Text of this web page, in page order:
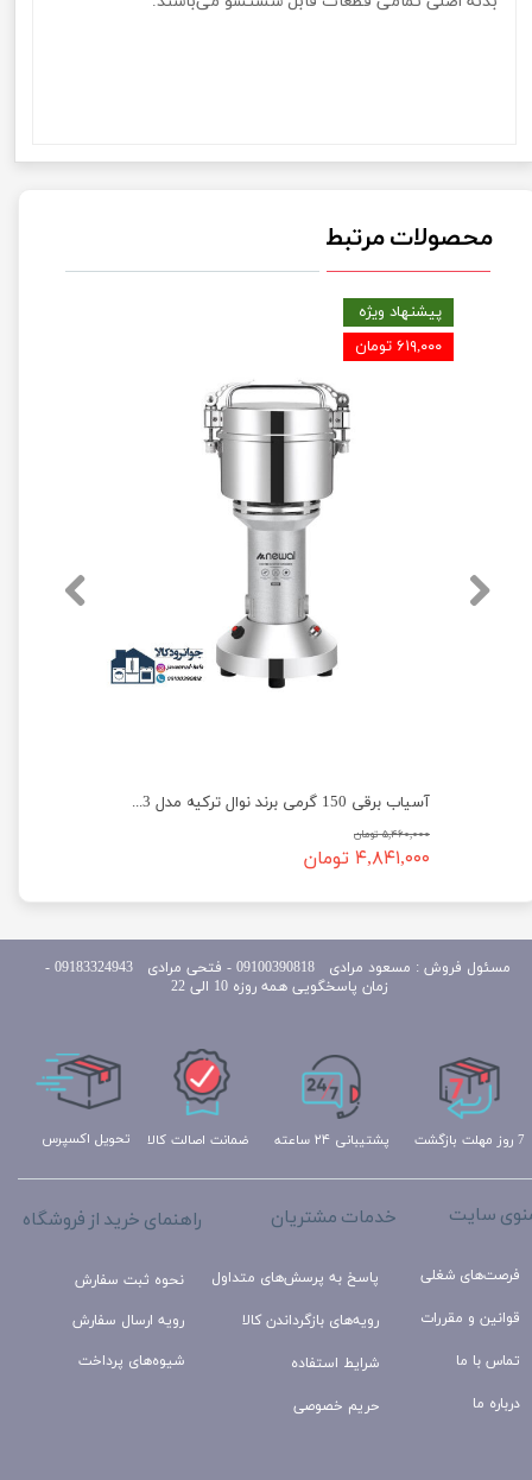
محصولات مرتبط
آسیاب برقی 150 گرمی برند نوال ترکیه مدل Newal COF-3823
۵,۴۶۰,۰۰۰ تومان
۴,۸۴۱,۰۰۰ تومان
پیشنهاد ویژه
۶۱۹,۰۰۰ تومان
تحویل اکسپرس پشتیبانی ۲۴ ساعته 7 روز مهلت بازگشت ضمانت اصالت کالا
راهنمای خرید از فروشگاه
نحوه ثبت سفارش
رویه ارسال سفارش
شیوه‌های پرداخت
خدمات مشتریان
پاسخ به پرسش‌های متداول
رویه‌های بازگرداندن کالا
شرایط استفاده
حریم خصوصی
سایت
فرصت‌های شغلی
قوانین و مقررات
تماس با ما
درباره ما
مسئول
فروش : مسعود مرادی 09100390818​​​​​​​ ​​​​​​​- فتحی مرادی 09183324943 -
زمان پاسخگویی همه روزه 10 الی 22